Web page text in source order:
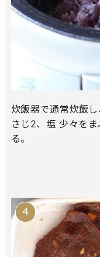
炊飯器で通常炊飯
さじ2、塩 少々を
る。